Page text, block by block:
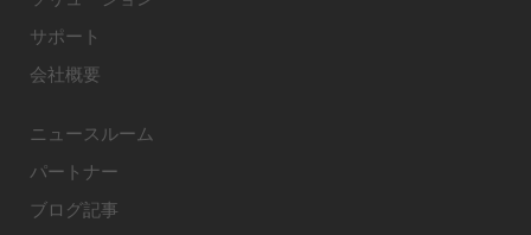
サポート
会社概要
ニュースルーム
パートナー
ブログ記事